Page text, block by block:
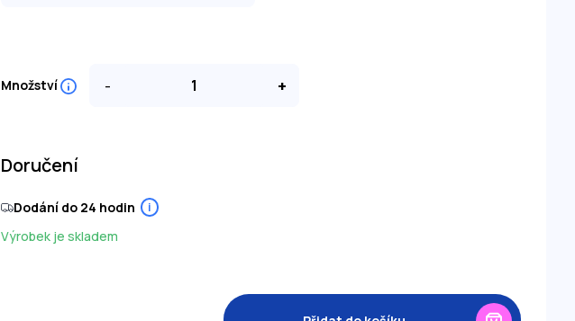
Množství - +
Doručení
Výrobek je skladem
Dodání do 24 hodin i